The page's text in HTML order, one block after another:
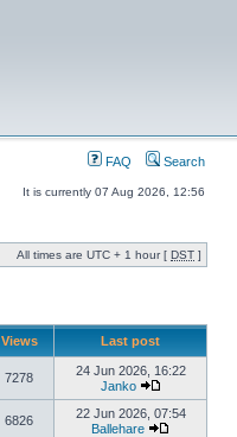
FAQ Search
It is currently 07 Aug 2026, 12:56
All times are UTC + 1 hour [ DST ]
Views Last post
7278
24 Jun 2026, 16:22
Janko
6826
22 Jun 2026, 07:54
Ballehare